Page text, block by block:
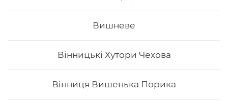
Вишневе
Вінницькі Хутори Чехова
Вінниця Вишенька Порика
Сурімі спайс
- Норі - рис - сурімі - спайсі Вага: 35 грам